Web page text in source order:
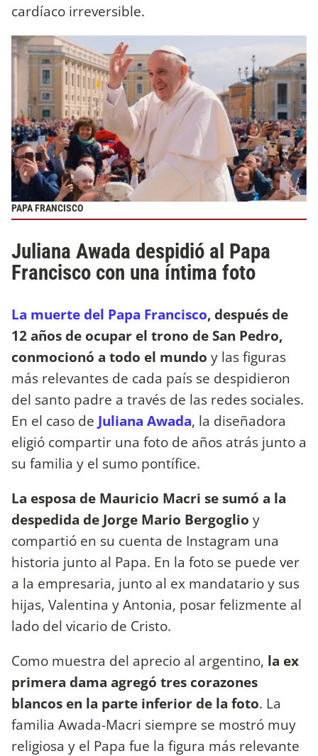
cardíaco irreversible.
PAPA FRANCISCO
Juliana Awada despidió al Papa
Francisco con una íntima foto
La muerte del Papa Francisco, después de
12 años de ocupar el trono de San Pedro,
conmocionó a todo el mundo y las figuras
más relevantes de cada país se despidieron
del santo padre a través de las redes sociales.
En el caso de Juliana Awada, la diseñadora
eligió compartir una foto de años atrás junto a
su familia y el sumo pontífice.
La esposa de Mauricio Macri se sumó a la
despedida de Jorge Mario Bergoglio y
compartió en su cuenta de Instagram una
historia junto al Papa. En la foto se puede ver
a la empresaria, junto al ex mandatario y sus
hijas, Valentina y Antonia, posar felizmente al
lado del vicario de Cristo.
Como muestra del aprecio al argentino, la ex
primera dama agregó tres corazones
blancos en la parte inferior de la foto. La
familia Awada-Macri siempre se mostró muy
religiosa y el Papa fue la figura más relevante